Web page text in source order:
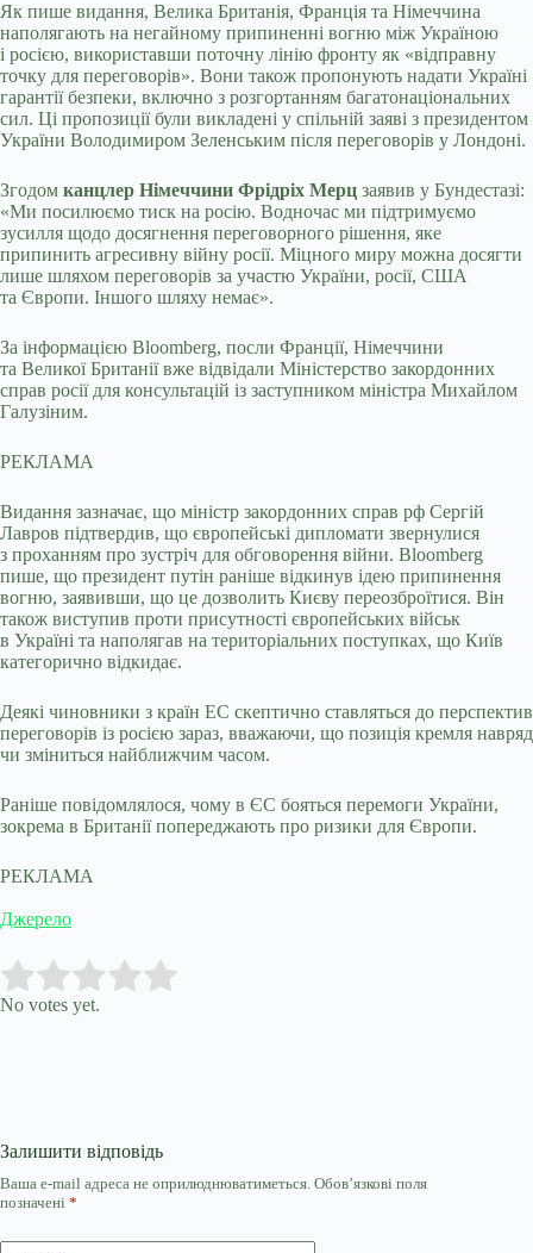
Як пише видання, Велика Британія, Франція та Німеччина
наполягають на негайному припиненні вогню між Україною
і росією, використавши поточну лінію фронту як «відправну
точку для переговорів». Вони також пропонують надати Україні
гарантії безпеки, включно з розгортанням багатонаціональних
сил. Ці пропозиції були викладені у спільній заяві з президентом
України Володимиром Зеленським після переговорів у Лондоні.
Згодом канцлер Німеччини Фрідріх Мерц заявив у Бундестазі:
«Ми посилюємо тиск на росію. Водночас ми підтримуємо
зусилля щодо досягнення переговорного рішення, яке
припинить агресивну війну росії. Міцного миру можна досягти
лише шляхом переговорів за участю України, росії, США
та Європи. Іншого шляху немає».
За інформацією Bloomberg, посли Франції, Німеччини
та Великої Британії вже відвідали Міністерство закордонних
справ росії для консультацій із заступником міністра Михайлом
Галузіним.
РЕКЛАМА
Видання зазначає, що міністр закордонних справ рф Сергій
Лавров підтвердив, що європейські дипломати звернулися
з проханням про зустріч для обговорення війни. Bloomberg
пише, що президент путін раніше відкинув ідею припинення
вогню, заявивши, що це дозволить Києву переозброїтися. Він
також виступив проти присутності європейських військ
в Україні та наполягав на територіальних поступках, що Київ
категорично відкидає.
Деякі чиновники з країн EС скептично ставляться до перспектив
переговорів із росією зараз, вважаючи, що позиція кремля навряд
чи зміниться найближчим часом.
Раніше повідомлялося, чому в ЄС бояться перемоги України,
зокрема в Британії попереджають про ризики для Європи.
РЕКЛАМА
Джерело
Rate this item:
No votes yet.
Залишити відповідь
Ваша e-mail адреса не оприлюднюватиметься. Обов’язкові поля
позначені *